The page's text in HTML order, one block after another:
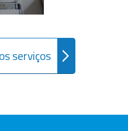
serviços